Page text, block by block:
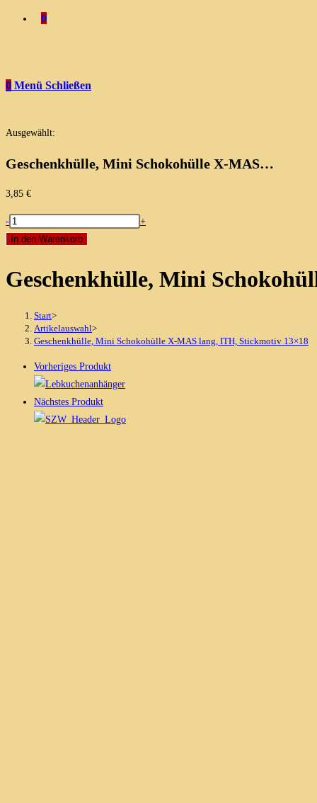
0
0 Menü Schließen
Ausgewählt:
Geschenkhülle, Mini Schokohülle X-MAS…
3,85 €
Geschenkhülle,
Mini
X-
Stickmotiv
-
+
In den Warenkorb
Geschenkhülle, Mini
Start>
Artikelauswahl>
Geschenkhülle, Mini Schokohülle X-MAS lang, ITH, Stickmotiv 13×18
Vorheriges Produkt
Nächstes Produkt